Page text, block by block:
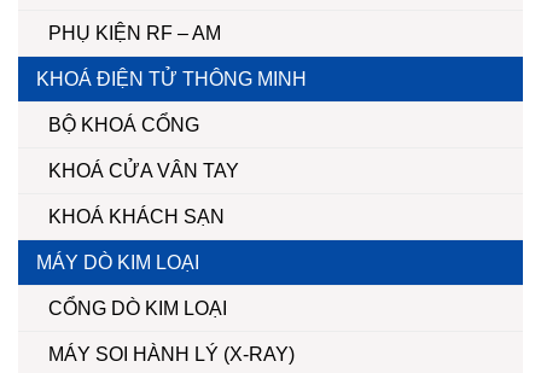
PHỤ KIỆN RF – AM
KHOÁ ĐIỆN TỬ THÔNG MINH
BỘ KHOÁ CỔNG
KHOÁ CỬA VÂN TAY
KHOÁ KHÁCH SẠN
MÁY DÒ KIM LOẠI
CỔNG DÒ KIM LOẠI
MÁY SOI HÀNH LÝ (X-RAY)